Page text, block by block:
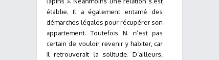
établie. Il a également entamé des
démarches légales pour récupérer son
appartement. Toutefois N. n’est pas
certain de vouloir revenir y habiter, car
il retrouverait la solitude. D’ailleurs,